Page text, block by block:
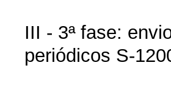
III - 3ª fase:
periódicos S-